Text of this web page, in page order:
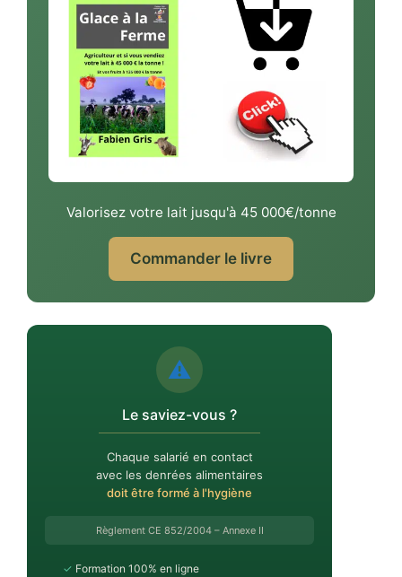
Valorisez votre lait jusqu'à 45 000€/tonne
Commander le livre
⚠️
Le saviez-vous ?
Chaque salarié en contact
avec les denrées alimentaires
doit être formé à l'hygiène
Règlement CE 852/2004 – Annexe II
✓ Formation 100% en ligne